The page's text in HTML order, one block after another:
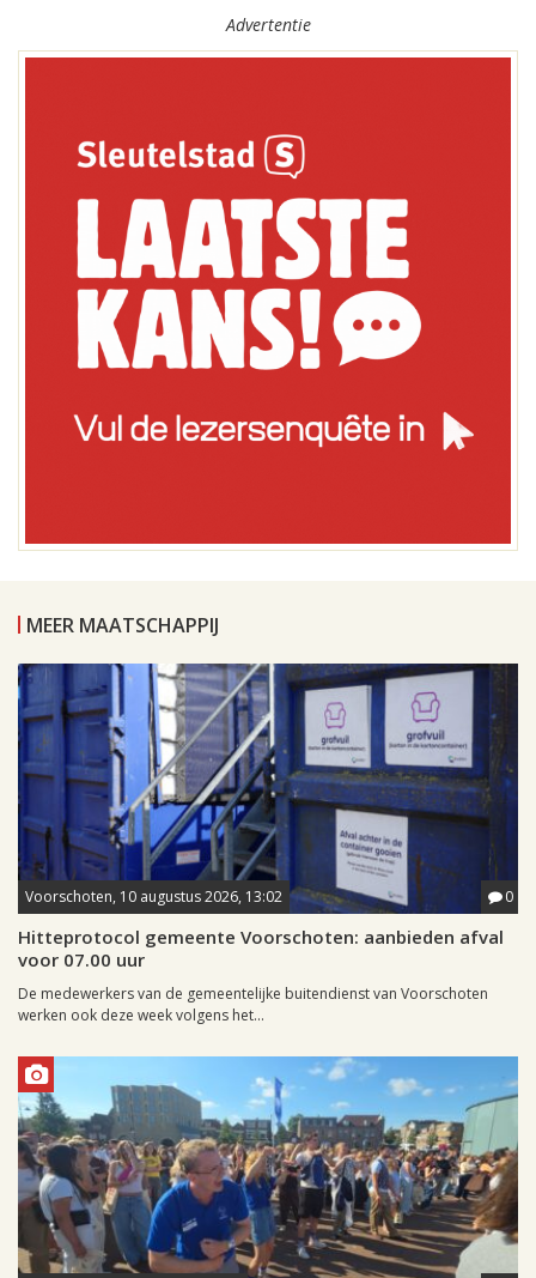
Advertentie
MEER MAATSCHAPPIJ
Voorschoten, 10 augustus 2026, 13:02 0
Hitteprotocol gemeente Voorschoten: aanbieden afval
voor 07.00 uur
De medewerkers van de gemeentelijke buitendienst van Voorschoten
werken ook deze week volgens het...